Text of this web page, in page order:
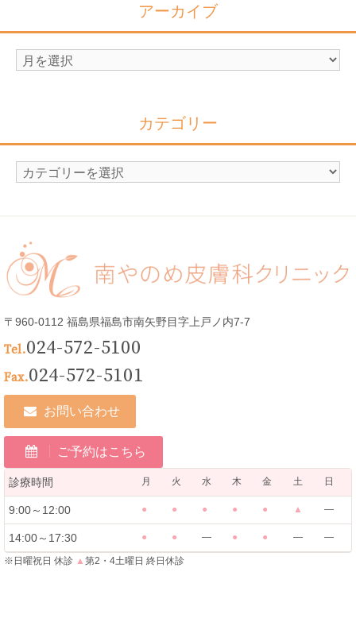
アーカイブ
ア
ブ
カテゴリー
カ
ー
〒960-0112 福島県福島市南矢野目字上戸ノ内7-7
Tel.024-572-5100
Fax.024-572-5101
お問い合わせ
ご予約はこちら
診療時間 月 火 水 木 金 土 日
9:00～12:00 ● ● ● ● ● ▲ ―
14:00～17:30 ● ● ― ● ● ― ―
※日曜祝日 休診 ▲ 第2・4土曜日 終日休診